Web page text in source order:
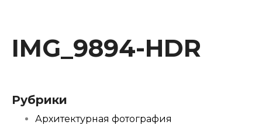
IMG_9894-HDR
Рубрики
Архитектурная фотография